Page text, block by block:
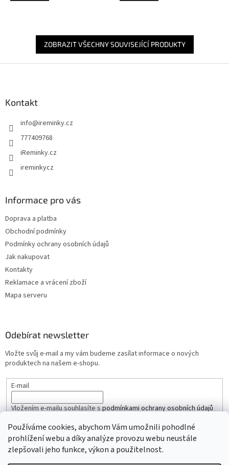
Používáme cookies, abychom Vám umožnili pohodlné
prohlížení webu a díky analýze provozu webu neustále
zlepšovali jeho funkce, výkon a použitelnost.
ZOBRAZIT VŠECHNY SOUVISEJÍCÍ PRODUKTY
Kontakt
info@ireminky.cz
777409768
iReminky.cz
ireminkycz
Informace pro vás
Doprava a platba
Obchodní podmínky
Podmínky ochrany osobních údajů
Jak nakupovat
Kontakty
Reklamace a vrácení zboží
Mapa serveru
Odebírat newsletter
Vložte svůj e-mail a my vám budeme zasílat informace o nových
produktech na našem e-shopu.
E-mail
Vložením e-mailu souhlasíte spodmínkami ochrany osobních údajů
PŘIHLÁSIT SE